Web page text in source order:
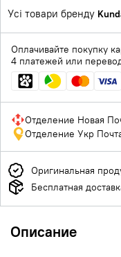
Усі товари бренду
Оплачивайте покупку
4 платежей или
Отделение Новая
Отделение Укр
Оригинальная
Бесплатная
Описание